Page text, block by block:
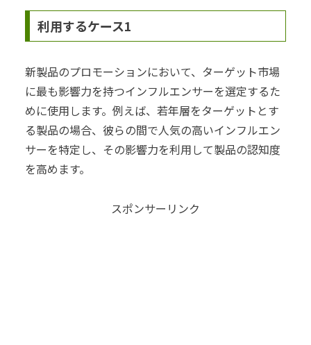
利用するケース1
新製品のプロモーションにおいて、ターゲット市場
に最も影響力を持つインフルエンサーを選定するた
めに使用します。例えば、若年層をターゲットとす
る製品の場合、彼らの間で人気の高いインフルエン
サーを特定し、その影響力を利用して製品の認知度
を高めます。
スポンサーリンク